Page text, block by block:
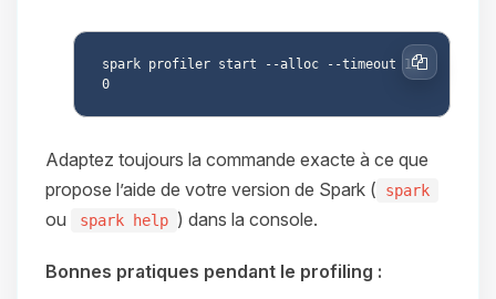
spark profiler start --alloc --timeout 12
Copier
Adaptez toujours la commande exacte à ce que
propose l’aide de votre version de Spark (
spark
ou spark help ) dans la console.
Bonnes pratiques pendant le profiling :